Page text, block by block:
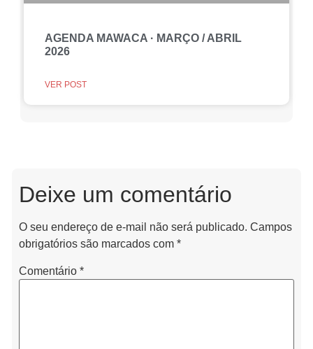
AGENDA MAWACA · MARÇO / ABRIL
2026
VER POST
Deixe um comentário
O seu endereço de e-mail não será publicado.
Campos
obrigatórios são marcados com *
Comentário *